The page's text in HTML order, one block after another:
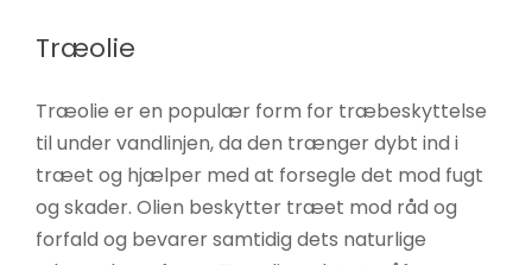
Træolie
Træolie er en populær form for træbeskyttelse
til under vandlinjen, da den trænger dybt ind i
træet og hjælper med at forsegle det mod fugt
og skader. Olien beskytter træet mod råd og
forfald og bevarer samtidig dets naturlige